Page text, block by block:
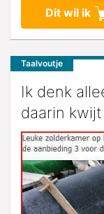
Dit wil ik
Taalvoutje
Ik denk
daarin